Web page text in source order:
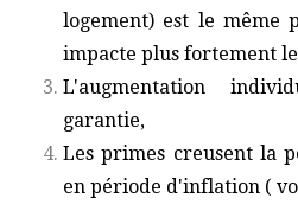
logement) est le même
impacte plus fortement
L'augmentation
garantie,
Les primes creusent la
en période d'inflation (